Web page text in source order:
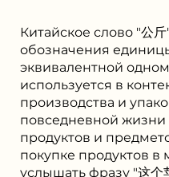
Китайское слово "公
обозначения
эквивалентной
используется в
производства и
повседневной
продуктов и
покупке продуктов
услышать фразу "这个